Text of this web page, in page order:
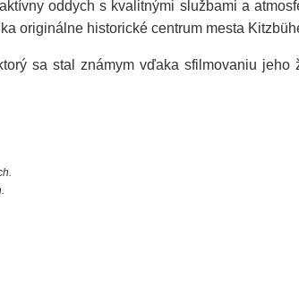
oddych s kvalitnými službami a
originálne historické centrum mesta
sa stal známym vďaka sfilmovaniu jeho